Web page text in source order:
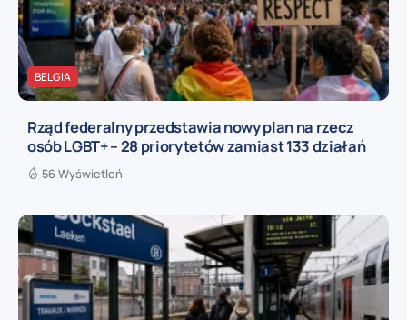
BELGIA
Rząd federalny przedstawia nowy plan na rzecz
osób LGBT+ – 28 priorytetów zamiast 133 działań
56 Wyświetleń